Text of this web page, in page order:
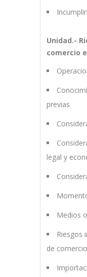
Unidad.-
comercio
previas
legal y
Medios
Riesgos
de